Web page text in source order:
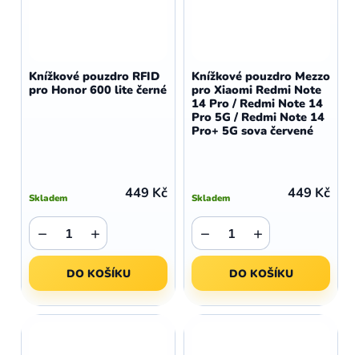
Knížkové pouzdro RFID
pro Honor 600 lite černé
Skladem 449 Kč
+
−
DO KOŠÍKU
Knížkové pouzdro Mezzo
pro Xiaomi Redmi Note
14 Pro / Redmi Note 14
Pro 5G / Redmi Note 14
Pro+ 5G sova červené
Skladem 449 Kč
+
−
DO KOŠÍKU